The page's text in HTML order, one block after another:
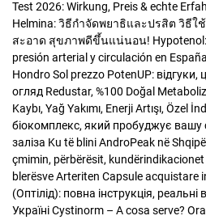
Test 2026: Wirkung, Preis & echte
Helmina: วิธีกำจัดพยาธิและปรสิต วิธีใ
สะอาด สุขภาพดีขึ้นแน่นอน!
presión arterial y circulación en España
Hondro Sol prezzo PotenUP: відгуки,
огляд Redustar, %100 Doğal
Kaybı, Yağ Yakımı, Enerji Artışı, Özel
біокомплекс, який пробуджує вашу
заліза Ku të blini AndroPeak në
çmimin, përbërësit,
blerësveArteriten Capsule acquistare
(Оптілід): повна інструкція, реальні
УкраїніCystinorm – A cosa serve?